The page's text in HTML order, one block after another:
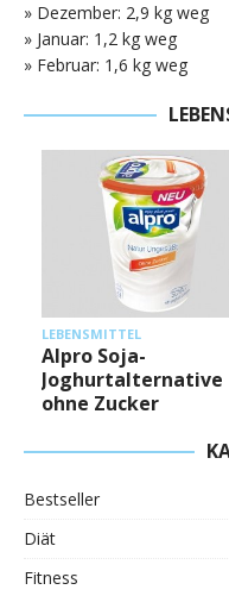
» Dezember: 2,9 kg weg
» Januar: 1,2 kg weg
» Februar: 1,6 kg weg
LEBENSMITTEL
Alpro Soja-
Joghurtalternative
ohne Zucker
Bestseller
Diät
Fitness